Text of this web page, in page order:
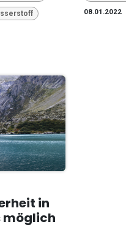
08.01.2022
in
möglich